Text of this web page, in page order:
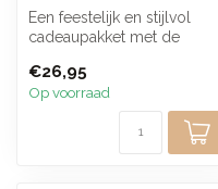
Een feestelijk en stijlvol
cadeaupakket met de
(incl. z...
€26,95
Op voorraad